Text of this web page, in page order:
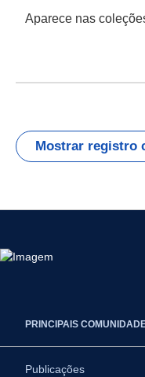
Aparece nas
Mostrar registro
PRINCIPAIS
Publicações